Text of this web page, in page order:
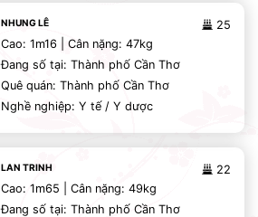
25
NHUNG LÊ
Cao: 1m16 | Cân nặng: 47kg
Đang số tại: Thành phố Cần Thơ
Quê quán: Thành phố Cần Thơ
Nghề nghiệp: Y tế / Y dược
22
LAN TRINH
Cao: 1m65 | Cân nặng: 49kg
Đang số tại: Thành phố Cần Thơ